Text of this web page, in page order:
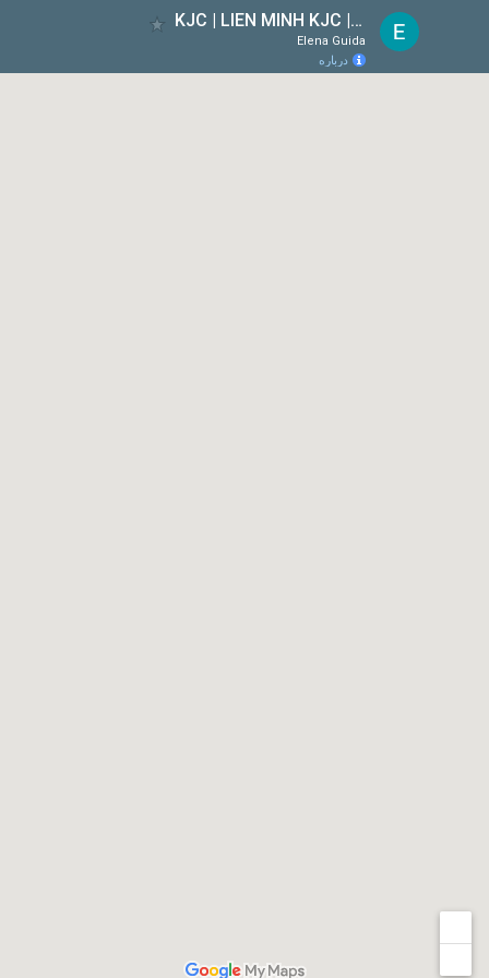
KJC | LIÊN MINH KJC | MỖI BƯỚC ĐI - MỖI Ý TƯỞNG
Elena Guida
درباره